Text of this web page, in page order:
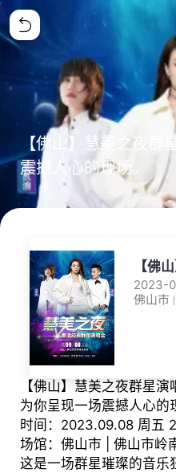
【佛山】慧美之夜
震撼人心的现场。
【佛
2023-
佛山市
【佛山】慧美之夜群星演
为你呈现一场震撼人心的
时间：2023.09.08 周五
场馆：佛山市 | 佛山市岭
这是一场群星璀璨的音乐